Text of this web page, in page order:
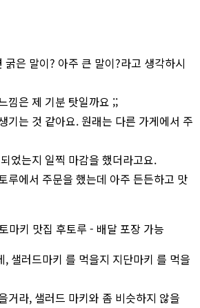
은 말이? 아주 큰 말이?라고 생각하시
낌은 제 기분 탓일까요 ;;
기는 것 같아요. 원래는 다른 가게에서 주
었는지 일찍 마감을 했더라고요.
루에서 주문을 했는데 아주 든든하고 맛
, 샐러드마키 를 먹을지 지단마키 를 먹을
거라, 샐러드 마키와 좀 비슷하지 않을